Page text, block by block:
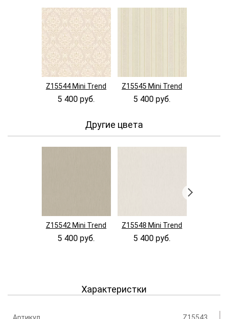
Z15544 Mini Trend
5 400 руб.
Z15545 Mini Trend
5 400 руб.
Другие цвета
Z15542 Mini Trend
5 400 руб.
Z15548 Mini Trend
5 400 руб.
Характеристки